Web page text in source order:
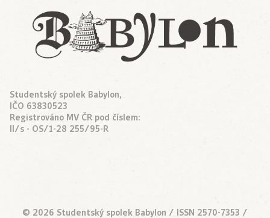
Studentský spolek Babylon,
IČO 63830523
Registrováno MV ČR pod číslem:
II/s - OS/1-28 255/95-R
© 2026 Studentský spolek Babylon / ISSN 2570-7353 /